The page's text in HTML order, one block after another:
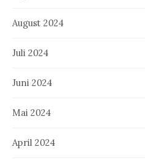
August 2024
Juli 2024
Juni 2024
Mai 2024
April 2024